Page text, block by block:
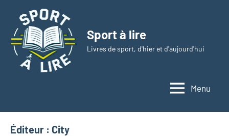
contenu
Sport à lire
Livres de sport, d'hier et d'aujourd'hui
Menu
Éditeur : City